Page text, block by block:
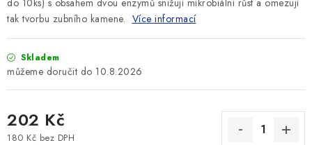
do 10ks) s obsahem dvou enzymů snižují mikrobiální růst a omezují
tak tvorbu zubního kamene. Více informací
Skladem
10.8.2026
202 Kč
180 Kč bez DPH